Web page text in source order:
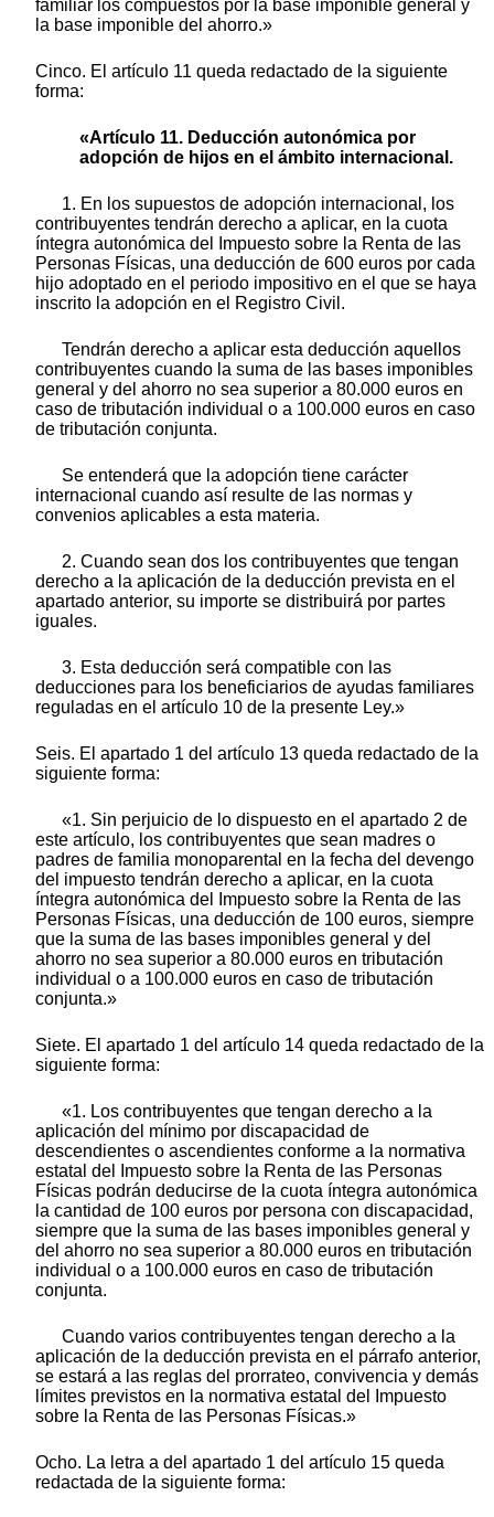
familiar los compuestos por la base imponible general y
la base imponible del ahorro.»
Cinco. El artículo 11 queda redactado de la siguiente
forma:
«Artículo 11. Deducción autonómica por
adopción de hijos en el ámbito internacional.
1. En los supuestos de adopción internacional, los
contribuyentes tendrán derecho a aplicar, en la cuota
íntegra autonómica del Impuesto sobre la Renta de las
Personas Físicas, una deducción de 600 euros por cada
hijo adoptado en el periodo impositivo en el que se haya
inscrito la adopción en el Registro Civil.
Tendrán derecho a aplicar esta deducción aquellos
contribuyentes cuando la suma de las bases imponibles
general y del ahorro no sea superior a 80.000 euros en
caso de tributación individual o a 100.000 euros en caso
de tributación conjunta.
Se entenderá que la adopción tiene carácter
internacional cuando así resulte de las normas y
convenios aplicables a esta materia.
2. Cuando sean dos los contribuyentes que tengan
derecho a la aplicación de la deducción prevista en el
apartado anterior, su importe se distribuirá por partes
iguales.
3. Esta deducción será compatible con las
deducciones para los beneficiarios de ayudas familiares
reguladas en el artículo 10 de la presente Ley.»
Seis. El apartado 1 del artículo 13 queda redactado de la
siguiente forma:
«1. Sin perjuicio de lo dispuesto en el apartado 2 de
este artículo, los contribuyentes que sean madres o
padres de familia monoparental en la fecha del devengo
del impuesto tendrán derecho a aplicar, en la cuota
íntegra autonómica del Impuesto sobre la Renta de las
Personas Físicas, una deducción de 100 euros, siempre
que la suma de las bases imponibles general y del
ahorro no sea superior a 80.000 euros en tributación
individual o a 100.000 euros en caso de tributación
conjunta.»
Siete. El apartado 1 del artículo 14 queda redactado de la
siguiente forma:
«1. Los contribuyentes que tengan derecho a la
aplicación del mínimo por discapacidad de
descendientes o ascendientes conforme a la normativa
estatal del Impuesto sobre la Renta de las Personas
Físicas podrán deducirse de la cuota íntegra autonómica
la cantidad de 100 euros por persona con discapacidad,
siempre que la suma de las bases imponibles general y
del ahorro no sea superior a 80.000 euros en tributación
individual o a 100.000 euros en caso de tributación
conjunta.
Cuando varios contribuyentes tengan derecho a la
aplicación de la deducción prevista en el párrafo anterior,
se estará a las reglas del prorrateo, convivencia y demás
límites previstos en la normativa estatal del Impuesto
sobre la Renta de las Personas Físicas.»
Ocho. La letra a del apartado 1 del artículo 15 queda
redactada de la siguiente forma: